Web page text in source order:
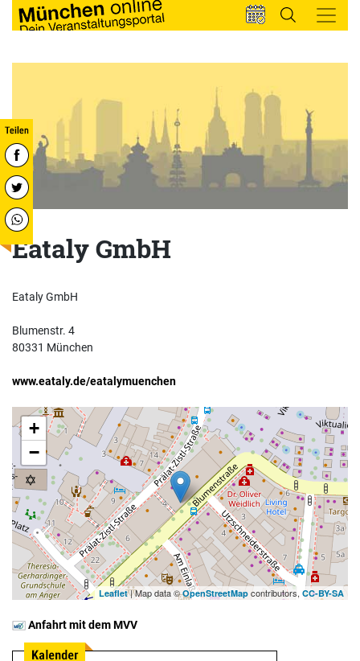
Eataly GmbH
Eataly GmbH
Blumenstr. 4
80331 München
www.eataly.de/eatalymuenchen
+
−
Leaflet| Map data ©OpenStreetMap contributors, CC-BY-SA
Anfahrt mit dem MVV